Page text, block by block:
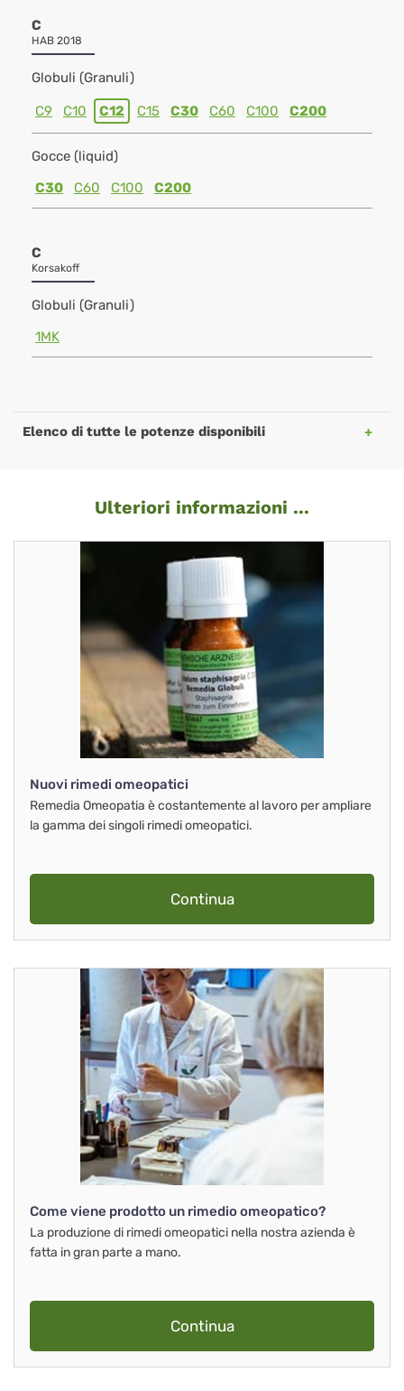
C
HAB 2018
Globuli (Granuli)
C9 C10 C12 C15 C30 C60 C100 C200
Gocce (liquid)
C30
C60 C100 C200
C
Korsakoff
Globuli (Granuli)
1MK
Elenco di tutte le potenze disponibili
Ulteriori informazioni ...
Nuovi rimedi omeopatici
Remedia Omeopatia è costantemente al lavoro per ampliare
la gamma dei singoli rimedi omeopatici.
Continua
Come viene prodotto un rimedio omeopatico?
La produzione di rimedi omeopatici nella nostra azienda è
fatta in gran parte a mano.
Continua